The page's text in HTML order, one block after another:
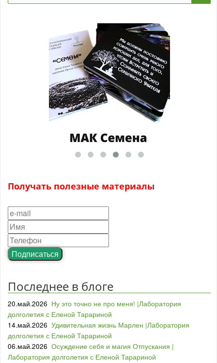
Получать полезные материалы
Подписаться
Последнее в блоге
20.май.2026 Ну это точно не про меня! |Лаборатория
долголетия с Еленой Тарариной
14.май.2026 Удивительная жизнь Марлен |Лаборатория
долголетия с Еленой Тарариной
06.май.2026 Осуждение себя и магия Отпускания |
Лаборатория долголетия с Еленой Тарариной